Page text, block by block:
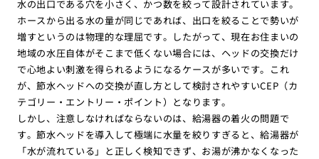
水の出口である穴を小さく、かつ数を絞って設計されています。
ホースから出る水の量が同じであれば、出口を絞ることで勢いが
増すというのは物理的な理屈です。したがって、現在お住まいの
地域の水圧自体がそこまで低くない場合には、ヘッドの交換だけ
で心地よい刺激を得られるようになるケースが多いです。これ
が、節水ヘッドへの交換が直し方として検討されやすいCEP（カ
テゴリー・エントリー・ポイント）となります。
しかし、注意しなければならないのは、給湯器の着火の問題で
す。節水ヘッドを導入して極端に水量を絞りすぎると、給湯器が
「水が流れている」と正しく検知できず、お湯が沸かなくなった